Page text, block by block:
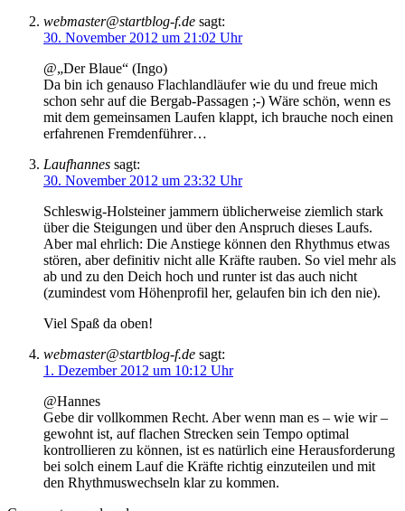
webmaster@startblog-f.de sagt:
30. November 2012 um 21:02 Uhr
@„Der Blaue“ (Ingo)
Da bin ich genauso Flachlandläufer wie du und freue mich
schon sehr auf die Bergab-Passagen ;-) Wäre schön, wenn es
mit dem gemeinsamen Laufen klappt, ich brauche noch einen
erfahrenen Fremdenführer…
Laufhannes sagt:
30. November 2012 um 23:32 Uhr
Schleswig-Holsteiner jammern üblicherweise ziemlich stark
über die Steigungen und über den Anspruch dieses Laufs.
Aber mal ehrlich: Die Anstiege können den Rhythmus etwas
stören, aber definitiv nicht alle Kräfte rauben. So viel mehr als
ab und zu den Deich hoch und runter ist das auch nicht
(zumindest vom Höhenprofil her, gelaufen bin ich den nie).
Viel Spaß da oben!
webmaster@startblog-f.de sagt:
1. Dezember 2012 um 10:12 Uhr
@Hannes
Gebe dir vollkommen Recht. Aber wenn man es – wie wir –
gewohnt ist, auf flachen Strecken sein Tempo optimal
kontrollieren zu können, ist es natürlich eine Herausforderung
bei solch einem Lauf die Kräfte richtig einzuteilen und mit
den Rhythmuswechseln klar zu kommen.